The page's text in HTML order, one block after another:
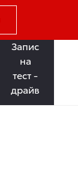
Запис
на
тест -
драйв